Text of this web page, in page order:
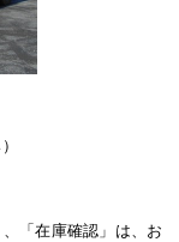
「在庫確認」は、お